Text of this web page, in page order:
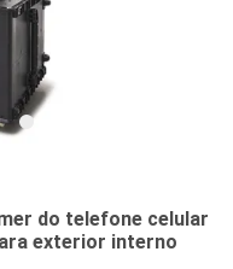
do telefone celular
exterior interno